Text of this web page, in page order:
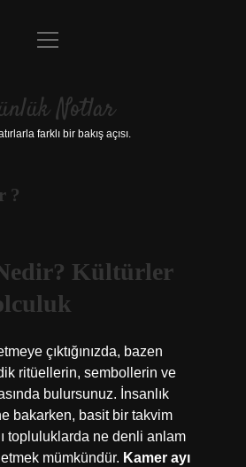
Anasayfa
Yasal Uyarı
menüyü
Notlar
farklı bir bakış açısı.
?
Kültürler
çıktığınızda, bazen
ritüellerin, sembollerin ve
bulursunuz. İnsanlık
bakarken, basit bir takvim
topluluklarda ne denli anlam
mümkündür. Kamer ayı